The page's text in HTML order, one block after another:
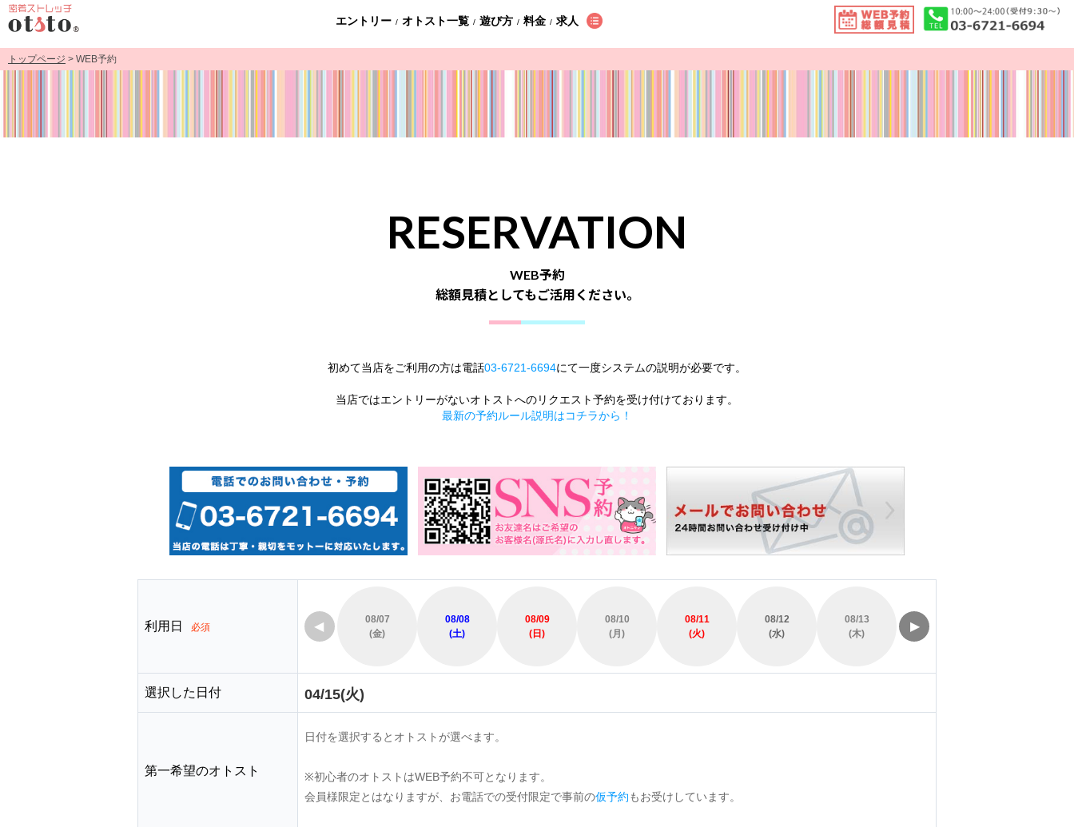
エントリー / オトスト一覧 / 遊び方 / 料金 / 求人
トップページ > WEB予約
RESERVATION
WEB予約
総額見積としてもご活用ください。
初めて当店をご利用の方は電話03-6721-6694にて一度システムの説明が必要です。
当店ではエントリーがないオトストへのリクエスト予約を受け付けております。
最新の予約ルール説明はコチラから！
利用日 必須 ◀
08/07
(金)
08/08
(土)
08/09
(日)
08/10
(月)
08/11
(火)
08/12
(水)
08/13
(木)
08/14
(金)
▶
選択した日付 04/15(火)
第一希望のオトスト
日付を選択するとオトストが選べます。
※初心者のオトストはWEB予約不可となります。
会員様限定とはなりますが、お電話での受付限定で事前の仮予約もお受けしています。